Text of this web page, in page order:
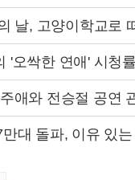
날, 고양이학교로
'오싹한 연애' 시청
애와 전승절 공연
대 돌파, 이유 있